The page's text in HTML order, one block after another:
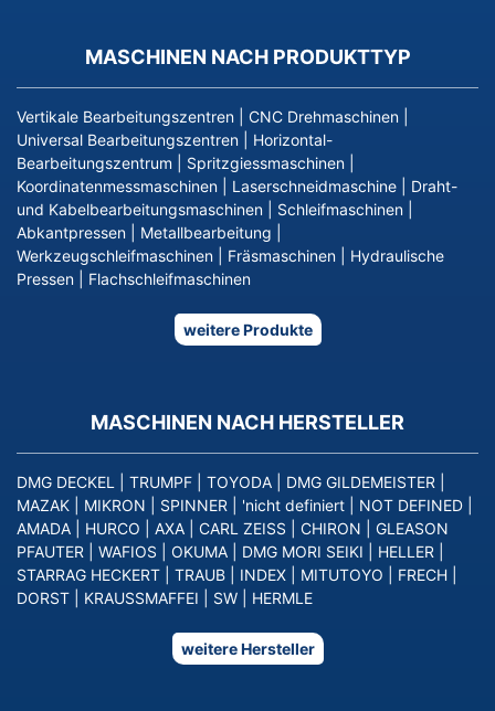
MASCHINEN NACH PRODUKTTYP
Vertikale Bearbeitungszentren CNC Drehmaschinen
Universal Bearbeitungszentren
Horizontal-
Bearbeitungszentrum
Spritzgiessmaschinen
Koordinatenmessmaschinen
Laserschneidmaschine
Draht-
und Kabelbearbeitungsmaschinen
Schleifmaschinen
Abkantpressen
Metallbearbeitung
Werkzeugschleifmaschinen
Fräsmaschinen
Hydraulische
Pressen
Flachschleifmaschinen
weitere Produkte
MASCHINEN NACH HERSTELLER
DMG DECKEL TRUMPF TOYODA DMG GILDEMEISTER
MAZAK
MIKRON SPINNER 'nicht definiert NOT DEFINED
AMADA
HURCO AXA CARL ZEISS CHIRON
GLEASON
PFAUTER
WAFIOS OKUMA DMG MORI SEIKI HELLER
STARRAG HECKERT
TRAUB INDEX MITUTOYO FRECH
DORST
KRAUSSMAFFEI SW HERMLE
weitere Hersteller